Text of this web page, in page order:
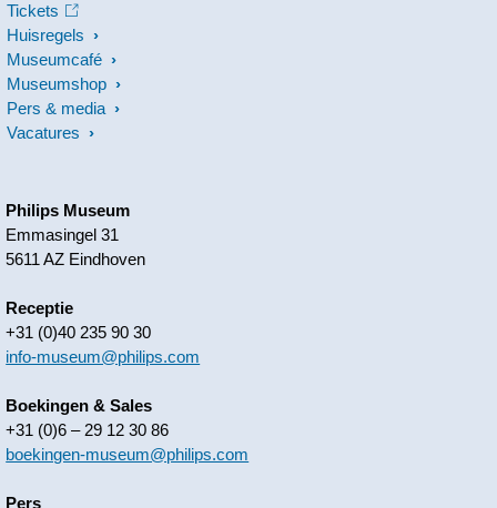
Tickets
Huisregels
Museumcafé
Museumshop
Pers & media
Vacatures
Philips Museum
Emmasingel 31
5611 AZ Eindhoven
Receptie
+31 (0)40 235 90 30
info-museum@philips.com
Boekingen & Sales
+31 (0)6 – 29 12 30 86
boekingen-museum@philips.com
Pers